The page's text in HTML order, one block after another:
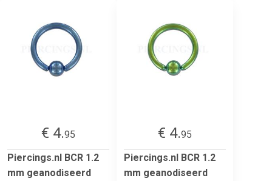
€ 4.95
Piercings.nl BCR 1.2
mm geanodiseerd
€ 4.95
Piercings.nl BCR 1.2
mm geanodiseerd